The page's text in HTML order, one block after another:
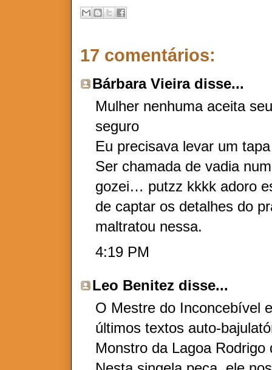
17 comentários:
Bárbara Vieiradisse...
Mulher nenhuma aceita
seguro
Eu precisava levar um
Ser chamada de vadia
gozei… putzz kkkk adoro
de captar os detalhes do
maltratou nessa.
4:19 PM
Leo Benitez disse...
O Mestre do Inconcebível
últimos textos auto-
Monstro da Lagoa Rodrigo